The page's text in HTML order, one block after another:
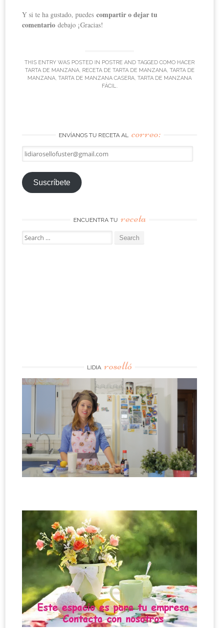
Y si te ha gustado, puedescompartir o dejar tu
comentario debajo ¡Gracias!
THIS ENTRY WAS POSTED IN POSTRE AND TAGGED COMO HACER
TARTA DE MANZANA, RECETA DE TARTA DE MANZANA, TARTA DE
MANZANA, TARTA DE MANZANA CASERA, TARTA DE MANZANA
FÁCIL.
ENVÍANOS TU RECETA AL correo:
lidiarosellofuster@gmail.com
Suscríbete
ENCUENTRA TU receta
Search
for:
LIDIA roselló